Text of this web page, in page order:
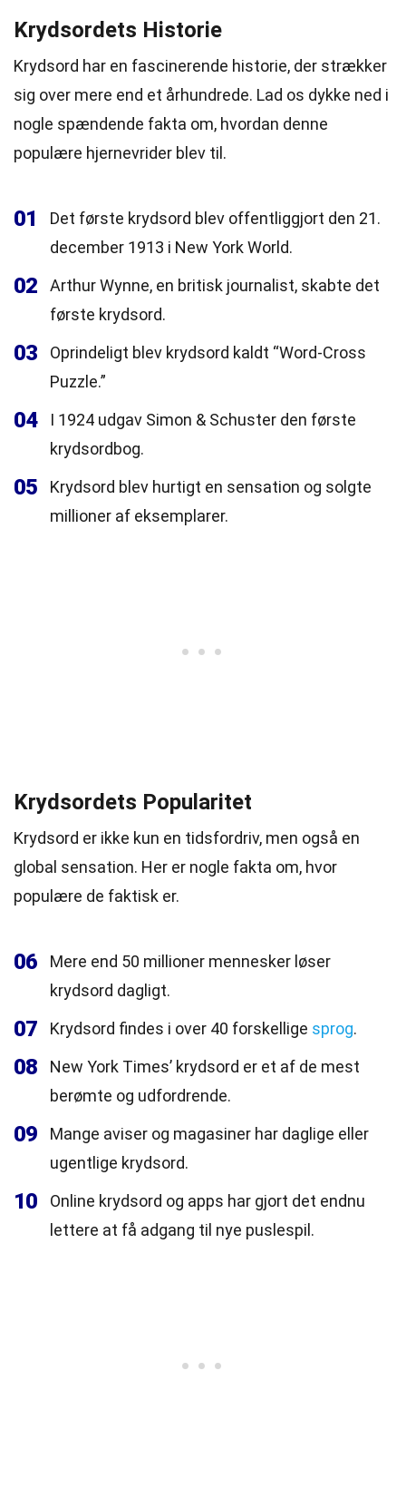
Krydsordets Historie
Krydsord har en fascinerende historie, der strækker
sig over mere end et århundrede. Lad os dykke ned i
nogle spændende fakta om, hvordan denne
populære hjernevrider blev til.
01
Det første krydsord blev offentliggjort den 21.
december 1913 i New York World.
02
Arthur Wynne, en britisk journalist, skabte det
første krydsord.
03
Oprindeligt blev krydsord kaldt “Word-Cross
Puzzle.”
04
I 1924 udgav Simon & Schuster den første
krydsordbog.
05
Krydsord blev hurtigt en sensation og solgte
millioner af eksemplarer.
Krydsordets Popularitet
Krydsord er ikke kun en tidsfordriv, men også en
global sensation. Her er nogle fakta om, hvor
populære de faktisk er.
06
Mere end 50 millioner mennesker løser
krydsord dagligt.
07 Krydsord findes i over 40 forskellige sprog.
08
New York Times’ krydsord er et af de mest
berømte og udfordrende.
09
Mange aviser og magasiner har daglige eller
ugentlige krydsord.
10
Online krydsord og apps har gjort det endnu
lettere at få adgang til nye puslespil.